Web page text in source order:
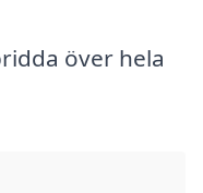
över hela